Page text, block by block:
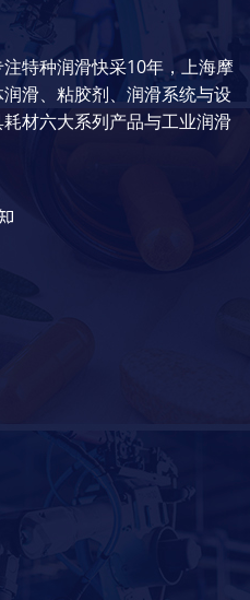
特种润滑快采10年，上海摩
滑、粘胶剂、润滑系统与设
材六大系列产品与工业润滑